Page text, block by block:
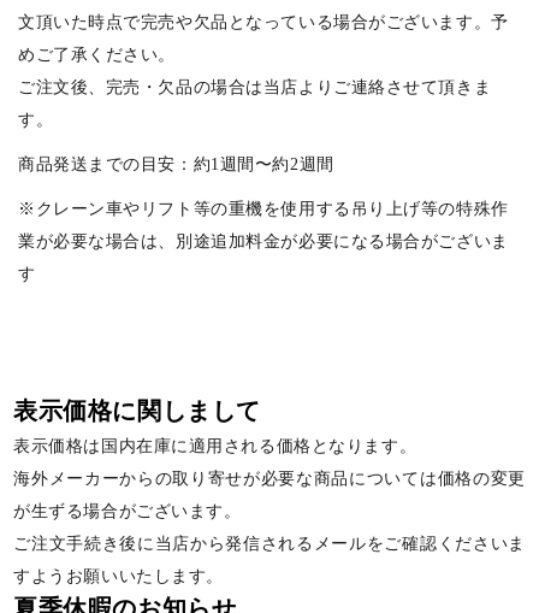
文頂いた時点で完売や欠品となっている場合がございます。予
めご了承ください。
ご注文後、完売・欠品の場合は当店よりご連絡させて頂きま
す。
商品発送までの目安：約1週間〜約2週間
※クレーン車やリフト等の重機を使用する吊り上げ等の特殊作
業が必要な場合は、別途追加料金が必要になる場合がございま
す
表示価格に関しまして
表示価格は国内在庫に適用される価格となります。
海外メーカーからの取り寄せが必要な商品については価格の変更
が生ずる場合がございます。
ご注文手続き後に当店から発信されるメールをご確認くださいま
すようお願いいたします。